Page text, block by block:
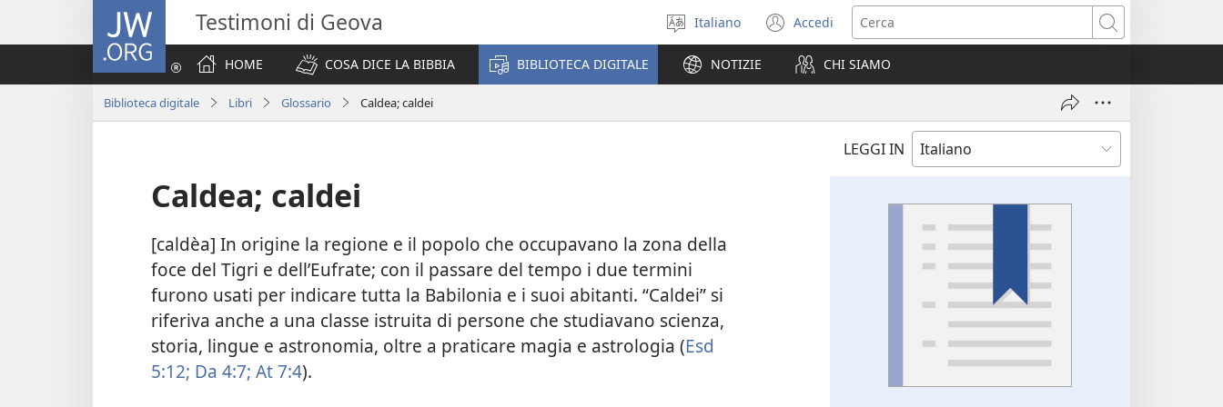
JW.ORG Testimoni di Geova
Seleziona
la
lingua
Italiano Accedi
(apre
una
nuova
finestra)
Cerca
HOME
COSA DICE LA BIBBIA BIBLIOTECA DIGITALE NOTIZIE CHI SIAMO
Biblioteca digitale Libri Glossario Caldea; caldei
LEGGI IN
Caldea; caldei
[caldèa] In origine la regione e il popolo che occupavano la zona della
foce del Tigri e dell’Eufrate; con il passare del tempo i due termini
furono usati per indicare tutta la Babilonia e i suoi abitanti. “Caldei” si
riferiva anche a una classe istruita di persone che studiavano scienza,
storia, lingue e astronomia, oltre a praticare magia e astrologia (Esd
5:12; Da 4:7; At 7:4).